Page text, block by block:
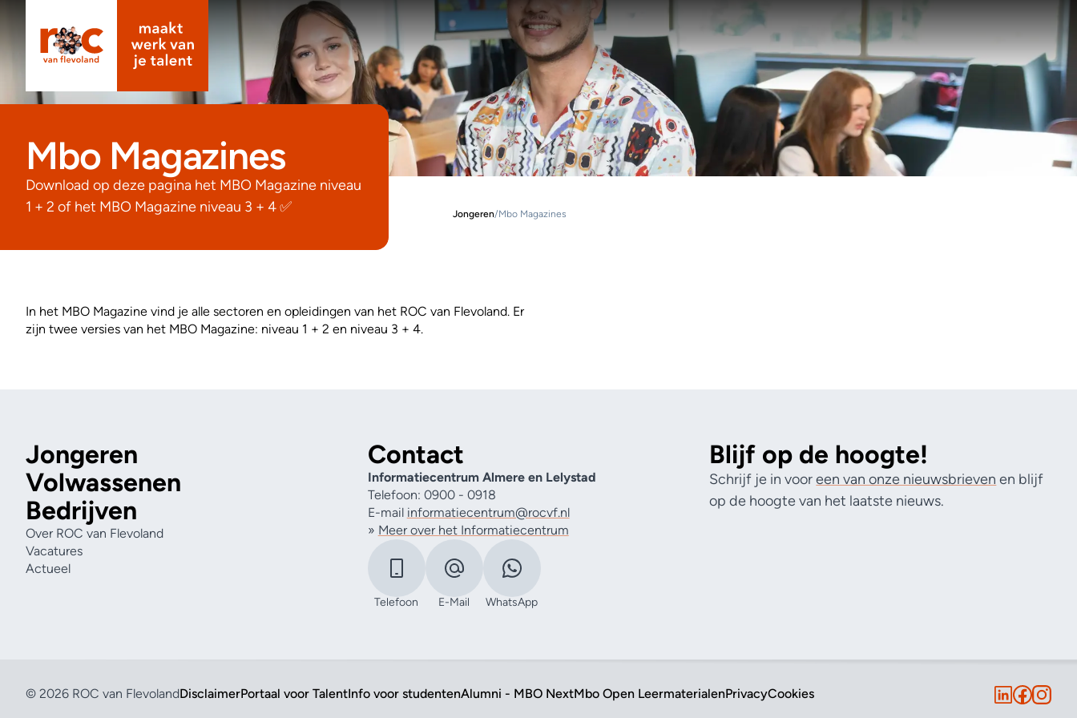
Mbo Magazines
Download op deze pagina het MBO Magazine niveau
1 + 2 of het MBO Magazine niveau 3 + 4 ✅
Jongeren/Mbo Magazines
In het MBO Magazine vind je alle sectoren en opleidingen van het ROC van Flevoland. Er
zijn twee versies van het MBO Magazine: niveau 1 + 2 en niveau 3 + 4.
Jongeren
Volwassenen
Bedrijven
Over ROC van Flevoland
Vacatures
Actueel
Contact
Informatiecentrum Almere en Lelystad
Telefoon: 0900 - 0918
E-mail informatiecentrum@rocvf.nl
» Meer over het Informatiecentrum
Telefoon E-Mail WhatsApp
Blijf op de hoogte!
Schrijf je in vooreen van onze nieuwsbrieven en blijf
op de hoogte van het laatste nieuws.
DisclaimerPortaal voor TalentInfo voor studentenAlumni - MBO NextMbo Open LeermaterialenPrivacyCookies
© 2026 ROC van Flevoland